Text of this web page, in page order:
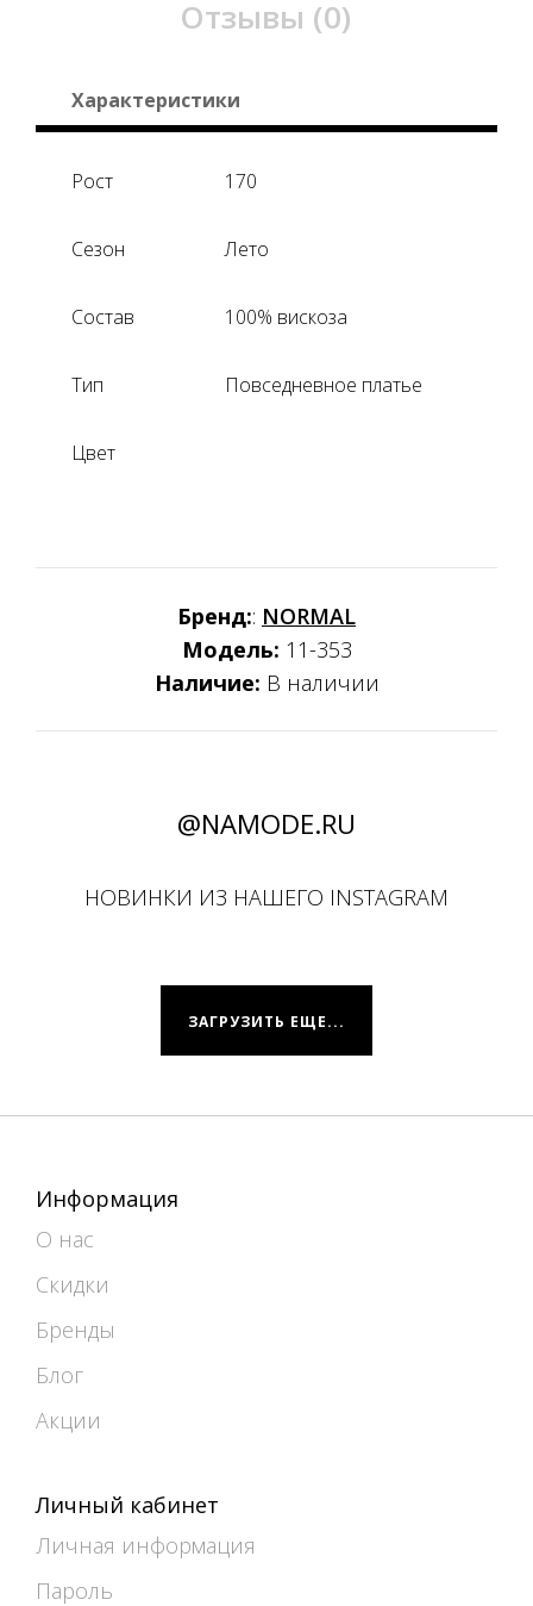
Отзывы (0)
Характеристики
Рост 170
Сезон Лето
Состав 100% вискоза
Тип Повседневное платье
Цвет
Бренд:: NORMAL
Модель: 11-353
Наличие: В наличии
@NAMODE.RU
НОВИНКИ ИЗ НАШЕГО INSTAGRAM
ЗАГРУЗИТЬ ЕЩЕ...
Информация
О нас
Скидки
Бренды
Блог
Акции
Личный кабинет
Личная информация
Пароль